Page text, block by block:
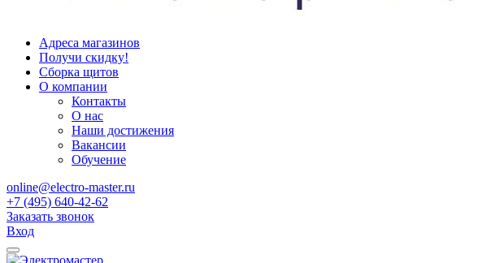
Адреса магазинов
Получи скидку!
Сборка щитов
О компании
Контакты
О нас
Наши достижения
Вакансии
Обучение
online@electro-master.ru
+7 (495) 640-42-62
Заказать звонок
Вход